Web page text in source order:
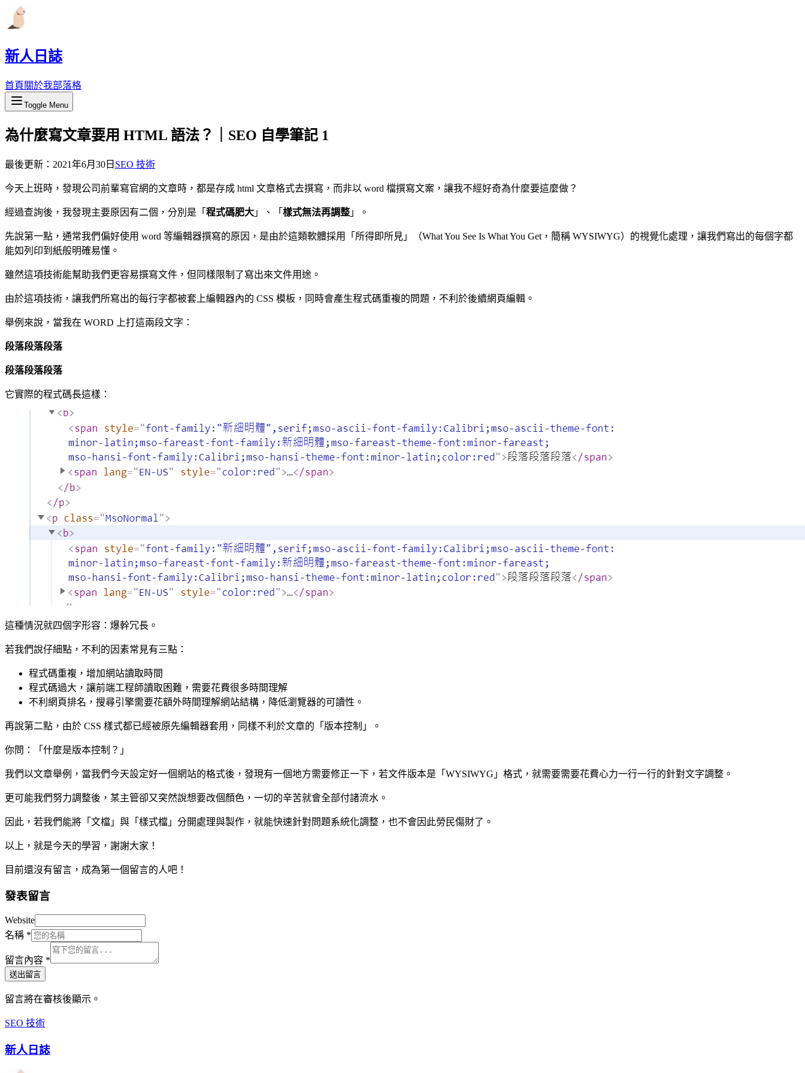
新人日誌
首頁 關於我部落格
Toggle Menu
為什麼寫文章要用 HTML 語法？｜SEO 自學筆記 1
最後更新： 2021年6月30日 SEO 技術
今天上班時，發現公司前輩寫官網的文章時，都是存成 html 文章格式去撰寫，而非以 word 檔撰寫文案，讓我不經好奇為什麼要這麼做？
經過查詢後，我發現主要原因有二個，分別是「 程式碼肥大 」、「 樣式無法再調整 」。
先說第一點，通常我們偏好使用 word 等編輯器撰寫的原因，是由於這類軟體採用「所得即所見」（What You See Is What You Get，簡稱 WYSIWYG）的視覺化處理，讓我們寫出的每個字都
能如列印到紙般明確易懂。
雖然這項技術能幫助我們更容易撰寫文件，但同樣限制了寫出來文件用途。
由於這項技術，讓我們所寫出的每行字都被套上編輯器內的 CSS 模板，同時會產生程式碼重複的問題，不利於後續網頁編輯。
舉例來說，當我在 WORD 上打這兩段文字：
段落段落段落
段落段落段落
它實際的程式碼長這樣：
這種情況就四個字形容：爆幹冗長。
若我們說仔細點，不利的因素常見有三點：
程式碼重複，增加網站讀取時間
程式碼過大，讓前端工程師讀取困難，需要花費很多時間理解
不利網頁排名，搜尋引擎需要花額外時間理解網站結構，降低瀏覽器的可讀性。
再說第二點，由於 CSS 樣式都已經被原先編輯器套用，同樣不利於文章的「版本控制」。
你問：「什麼是版本控制？」
我們以文章舉例，當我們今天設定好一個網站的格式後，發現有一個地方需要修正一下，若文件版本是「WYSIWYG」格式，就需要需要花費心力一行一行的針對文字調整。
更可能我們努力調整後，某主管卻又突然說想要改個顏色，一切的辛苦就會全部付諸流水。
因此，若我們能將「文檔」與「樣式檔」分開處理與製作，就能快速針對問題系統化調整，也不會因此勞民傷財了。
以上，就是今天的學習，謝謝大家！
目前還沒有留言，成為第一個留言的人吧！
發表留言
Website
名稱 *
留言內容 *
送出留言
留言將在審核後顯示。
SEO 技術
新人日誌